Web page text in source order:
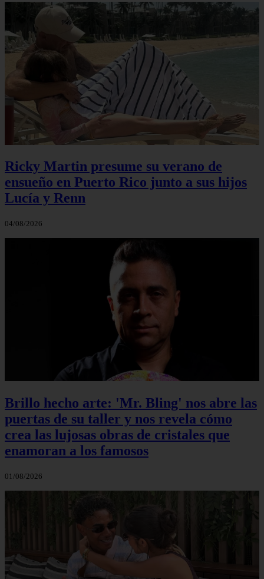
Ricky Martin presume su verano de
ensueño en Puerto Rico junto a sus hijos
Lucía y Renn
04/08/2026
Brillo hecho arte: 'Mr. Bling' nos abre las
puertas de su taller y nos revela cómo
crea las lujosas obras de cristales que
enamoran a los famosos
01/08/2026